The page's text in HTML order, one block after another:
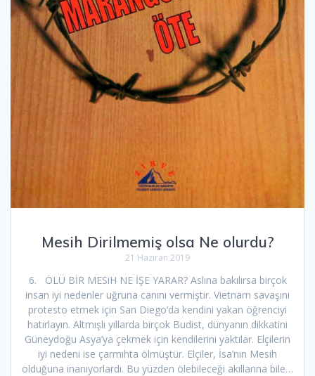
Mesih Dirilmemiş olsa Ne olurdu?
21 Haziran 2019
6. ÖLÜ BİR MESiH NE İŞE YARAR? Aslına bakılırsa birçok
insan iyi nedenler uğruna canını vermiştir. Vietnam savaşını
protesto etmek için San Diego’da kendini yakan öğrenciyi
hatırlayın. Altmışlı yıllarda birçok Budist, dünyanın dikkatini
Güneydoğu Asya’ya çekmek için kendilerini yaktılar. Elçilerin
iyi nedeni ise çarmıhta ölmüştür. Elçiler, İsa’nın Mesih
olduğuna inanıyorlardı. Bu yüzden ölebileceği akıllarına bile…